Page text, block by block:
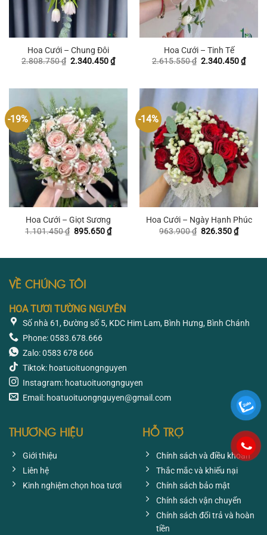
Hoa Cưới – Chung Đôi
2.808.750₫ Giá
2.340.450₫Giá
hiện
2.340.450 ₫.
Hoa Cưới – Tinh Tế
2.615.550₫ Giá
2.340.450₫Giá
hiện
-19%
Hoa Cưới – Giọt Sương
1.101.450₫ Giá
895.650₫Giá
hiện
-14%
Hoa Cưới – Ngày Hạnh Phúc
963.900₫ Giá
826.350₫Giá
hiện
VỀ CHÚNG TÔI
HOA TƯƠI TƯỜNG NGUYÊN
Số nhà 61, Đường số 5, KDC Him Lam, Bình Hưng, Bình Chánh
Phone: 0583.678.666
Zalo: 0583 678 666
Tiktok: hoatuoituongnguyen
Instagram: hoatuoituongnguyen
Email: hoatuoituongnguyen@gmail.com
THƯƠNG HIỆU
Giới thiệu
Liên hệ
Kinh nghiệm chọn hoa tươi
HỖ TRỢ
Chính sách và điều khoản
Thắc mắc và khiếu nại
Chính sách bảo mật
Chính sách vận chuyển
Chính sách đổi trả và hoàn
tiền